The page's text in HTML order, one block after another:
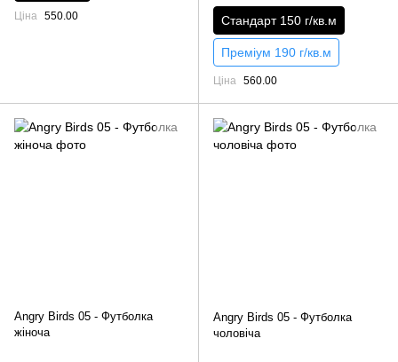
Ціна 550.00 Стандарт 150 г/кв.м
Преміум 190 г/кв.м
Ціна 560.00
Angry Birds 05 - Футболка
жіноча
Angry Birds 05 - Футболка
чоловіча